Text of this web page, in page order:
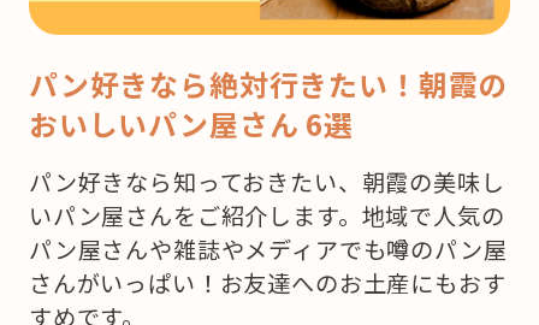
パン好きなら絶対行きたい！朝霞の
おいしいパン屋さん 6選
パン好きなら知っておきたい、朝霞の美味し
いパン屋さんをご紹介します。地域で人気の
パン屋さんや雑誌やメディアでも噂のパン屋
さんがいっぱい！お友達へのお土産にもおす
すめです。